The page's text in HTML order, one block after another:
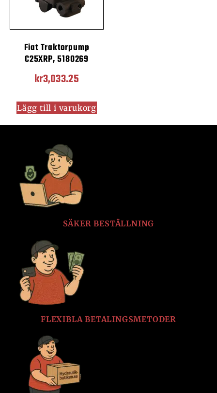
Fiat Traktorpump
C25XRP, 5180269
kr3,033.25
Lägg till i varukorg
SÄKER BESTÄLLNING
FLEXIBLA BETALINGSMETODER